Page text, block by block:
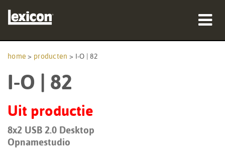
waar te kopen
Case studies
training
home > producten > I-O | 82
I-O | 82
Uit productie
8x2 USB 2.0 Desktop
Opnamestudio